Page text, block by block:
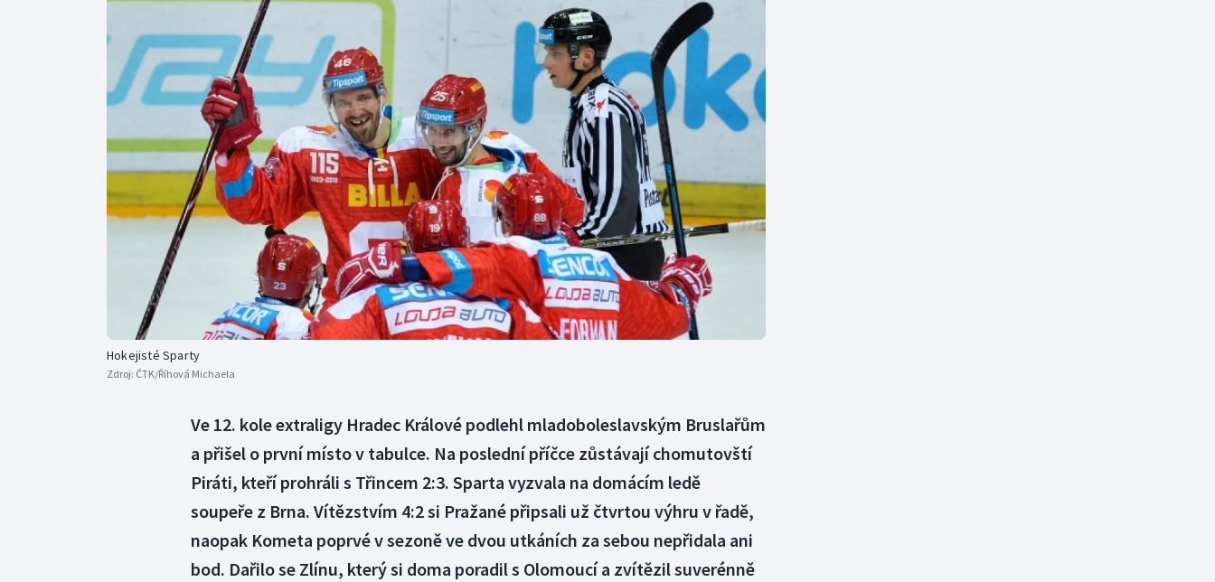
Curling
Dostihy
Florbal
Futsal
Golf
Gymnastika
Moderní pětiboj
Motorsport
Olympijské hry
Parasport
Plavání
Plážový volejbal
Triatlon
Veslování
Vodní slalom
Volejbal
Ostatní
Hokejisté Sparty
Zdroj: ČTK/Říhová Michaela
Ve 12. kole extraligy Hradec Králové podlehl mladoboleslavským Bruslařům
a přišel o první místo v tabulce. Na poslední příčce zůstávají chomutovští
Piráti, kteří prohráli s Třincem 2:3. Sparta vyzvala na domácím ledě
soupeře z Brna. Vítězstvím 4:2 si Pražané připsali už čtvrtou výhru v řadě,
naopak Kometa poprvé v sezoně ve dvou utkáních za sebou nepřidala ani
bod. Dařilo se Zlínu, který si doma poradil s Olomoucí a zvítězil suverénně